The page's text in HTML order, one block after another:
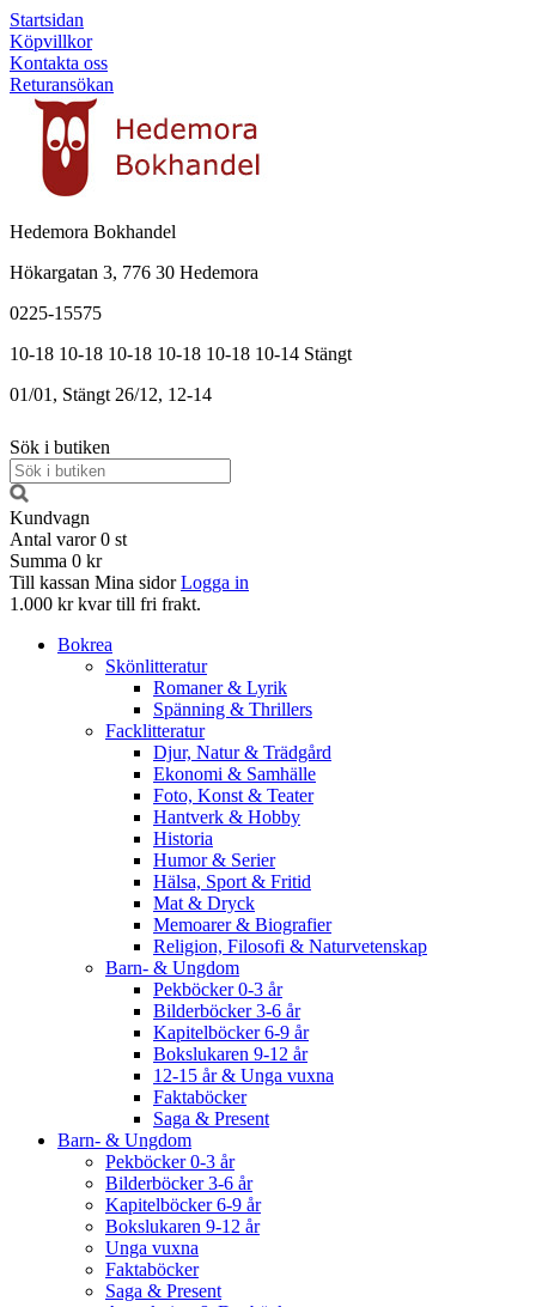
Startsidan
Köpvillkor
Kontakta oss
Returansökan
Hedemora Bokhandel
Hökargatan 3, 776 30 Hedemora
0225-15575
10-18 10-18 10-18 10-18 10-18 10-14 Stängt
01/01, Stängt 26/12, 12-14
Sök i butiken
Kundvagn
Antal varor 0 st
Summa 0 kr
Till kassan Mina sidor Logga in
1.000 kr kvar till fri frakt.
Bokrea
Skönlitteratur
Romaner & Lyrik
Spänning & Thrillers
Facklitteratur
Djur, Natur & Trädgård
Ekonomi & Samhälle
Foto, Konst & Teater
Hantverk & Hobby
Historia
Humor & Serier
Hälsa, Sport & Fritid
Mat & Dryck
Memoarer & Biografier
Religion, Filosofi & Naturvetenskap
Barn- & Ungdom
Pekböcker 0-3 år
Bilderböcker 3-6 år
Kapitelböcker 6-9 år
Bokslukaren 9-12 år
12-15 år & Unga vuxna
Faktaböcker
Saga & Present
Barn- & Ungdom
Pekböcker 0-3 år
Bilderböcker 3-6 år
Kapitelböcker 6-9 år
Bokslukaren 9-12 år
Unga vuxna
Faktaböcker
Saga & Present